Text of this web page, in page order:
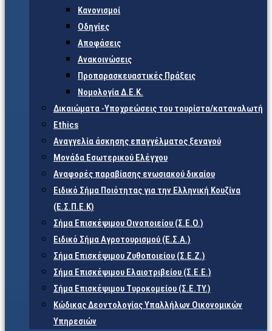
Κανονισμοί
Οδηγίες
Αποφάσεις
Ανακοινώσεις
Προπαρασκευαστικές Πράξεις
Νομολογία Δ.Ε.Κ.
Δικαιώματα -Υποχρεώσεις του τουρίστα/καταναλωτή
Ethics
Αναγγελία άσκησης επαγγέλματος ξεναγού
Μονάδα Εσωτερικού Ελέγχου
Αναφορές παραβίασης ενωσιακού δικαίου
Ειδικό Σήμα Ποιότητας για την Ελληνική Κουζίνα
(Ε.Σ.Π.Ε.Κ)
Σήμα Επισκέψιμου Οινοποιείου (Σ.Ε.Ο.)
Ειδικό Σήμα Αγροτουρισμού (Ε.Σ.Α.)
Σήμα Επισκέψιμου Ζυθοποιείου (Σ.Ε.Ζ.)
Σήμα Επισκέψιμου Ελαιοτριβείου (Σ.Ε.Ε.)
Σήμα Επισκέψιμου Τυροκομείου (Σ.Ε.TY.)
Κώδικας Δεοντολογίας Υπαλλήλων Οικονομικών
Υπηρεσιών